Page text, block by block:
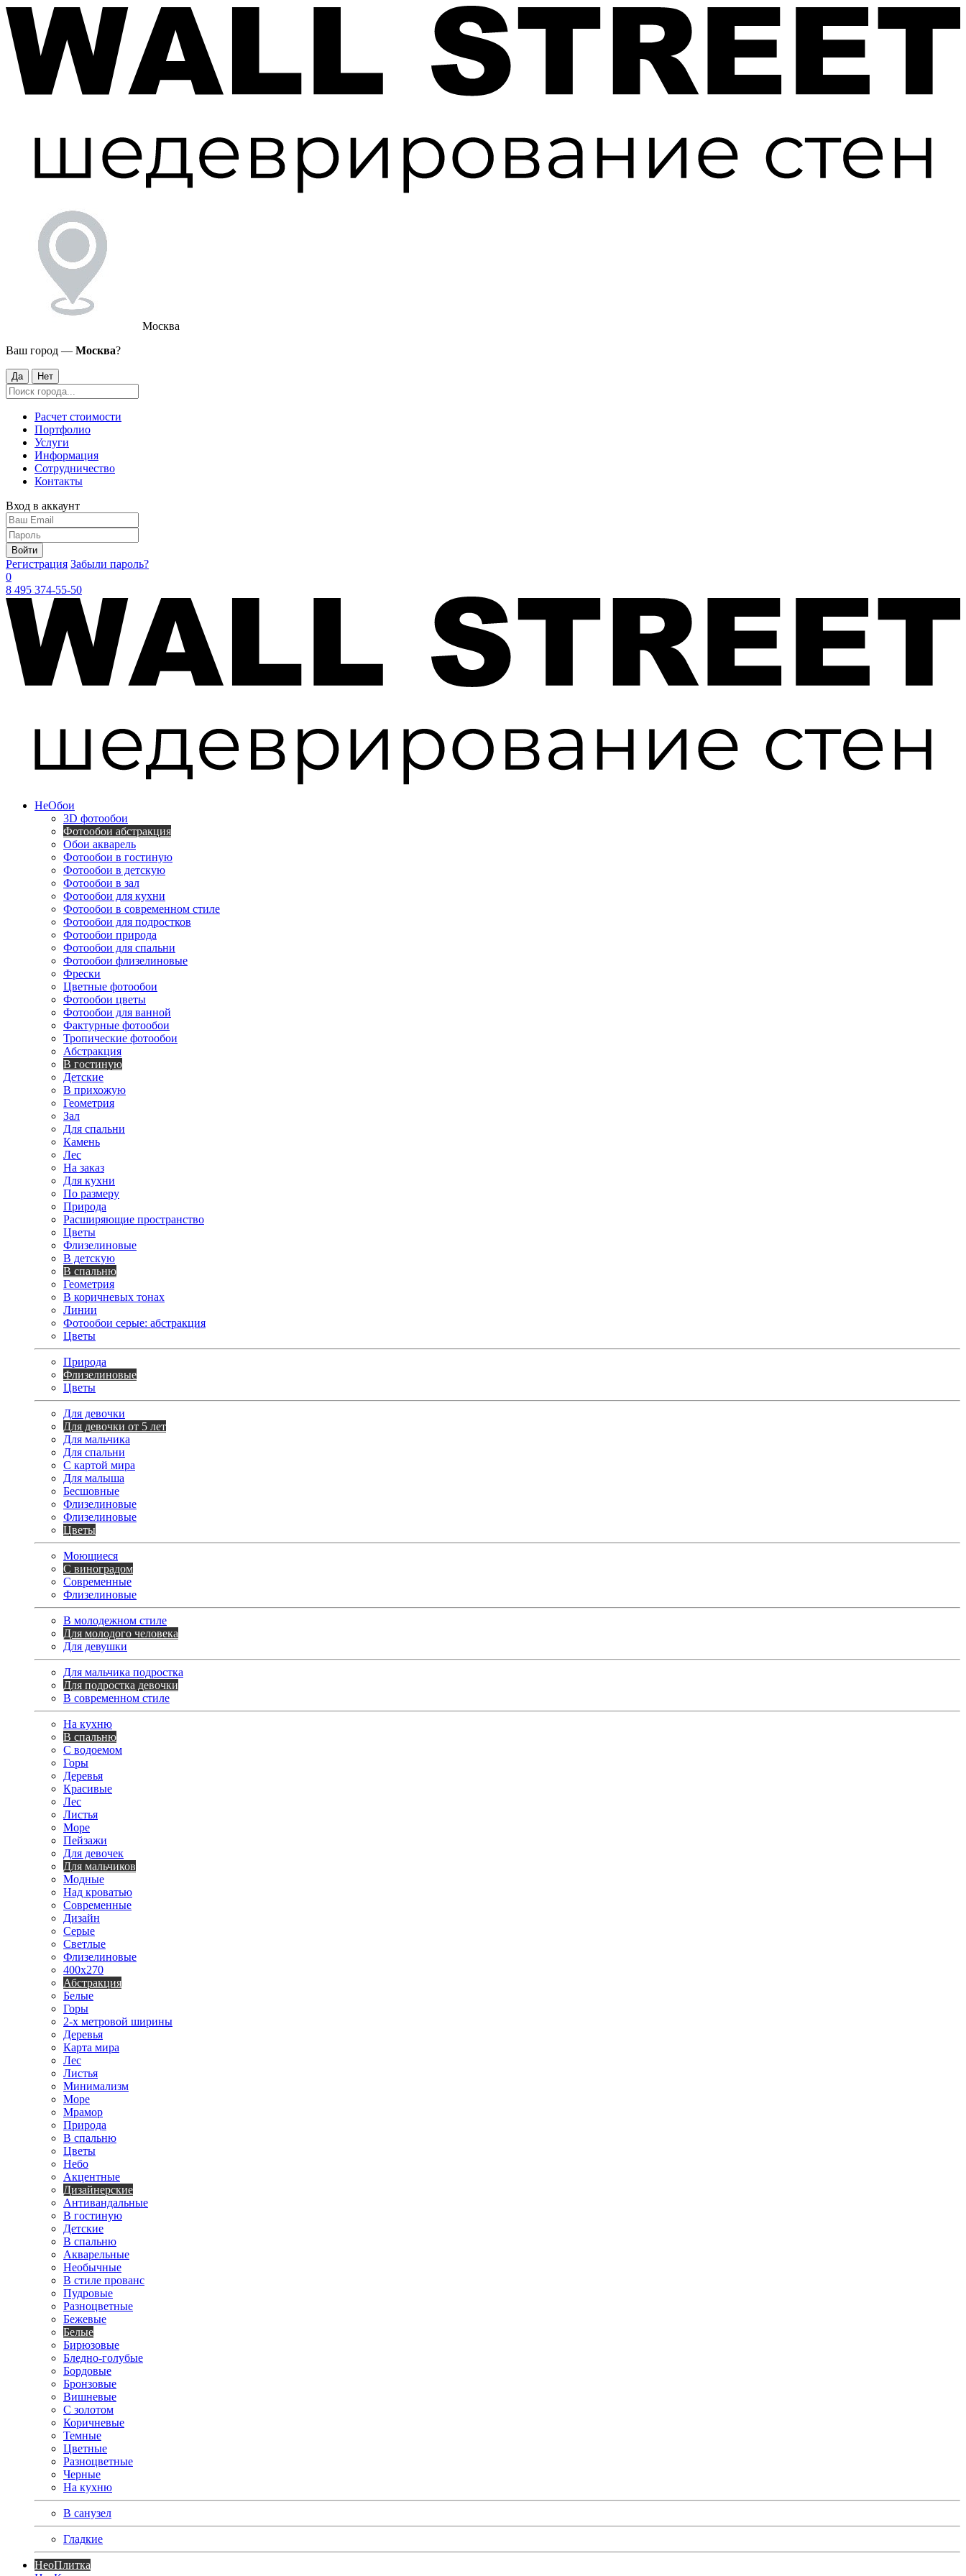
Москва
Ваш город — Москва?
Да Нет
Расчет стоимости
Портфолио
Услуги
Информация
Сотрудничество
Контакты
Вход в аккаунт
Войти
Регистрация Забыли пароль?
0
8 495 374-55-50
НеОбои
3D фотообои
Фотообои абстракция
Обои акварель
Фотообои в гостиную
Фотообои в детскую
Фотообои в зал
Фотообои для кухни
Фотообои в современном стиле
Фотообои для подростков
Фотообои природа
Фотообои для спальни
Фотообои флизелиновые
Фрески
Цветные фотообои
Фотообои цветы
Фотообои для ванной
Фактурные фотообои
Тропические фотообои
Абстракция
В гостиную
Детские
В прихожую
Геометрия
Зал
Для спальни
Камень
Лес
На заказ
Для кухни
По размеру
Природа
Расширяющие пространство
Цветы
Флизелиновые
В детскую
В спальню
Геометрия
В коричневых тонах
Линии
Фотообои серые: абстракция
Цветы
Природа
Флизелиновые
Цветы
Для девочки
Для девочки от 5 лет
Для мальчика
Для спальни
С картой мира
Для малыша
Бесшовные
Флизелиновые
Флизелиновые
Цветы
Моющиеся
С виноградом
Современные
Флизелиновые
В молодежном стиле
Для молодого человека
Для девушки
Для мальчика подростка
Для подростка девочки
В современном стиле
На кухню
В спальню
С водоемом
Горы
Деревья
Красивые
Лес
Листья
Море
Пейзажи
Для девочек
Для мальчиков
Модные
Над кроватью
Современные
Дизайн
Серые
Светлые
Флизелиновые
400х270
Абстракция
Белые
Горы
2-х метровой ширины
Деревья
Карта мира
Лес
Листья
Минимализм
Море
Мрамор
Природа
В спальню
Цветы
Небо
Акцентные
Дизайнерские
Антивандальные
В гостиную
Детские
В спальню
Акварельные
Необычные
В стиле прованс
Пудровые
Разноцветные
Бежевые
Белые
Бирюзовые
Бледно-голубые
Бордовые
Бронзовые
Вишневые
С золотом
Коричневые
Темные
Цветные
Разноцветные
Черные
На кухню
В санузел
Гладкие
НеоПлитка